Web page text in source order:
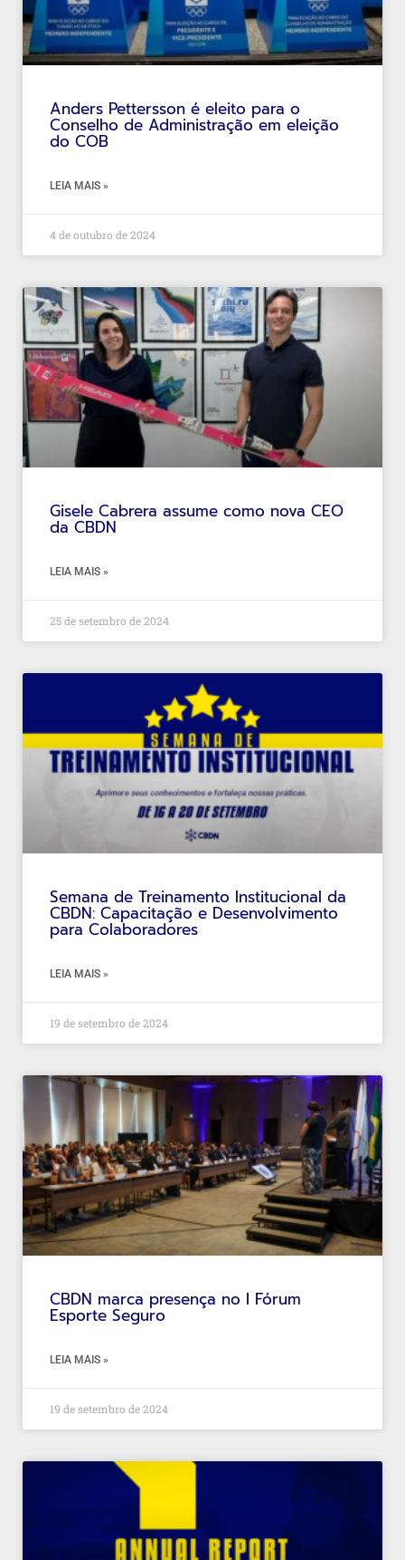
Anders Pettersson é eleito para o
Conselho de Administração em eleição
do COB
LEIA MAIS »
4 de outubro de 2024
Gisele Cabrera assume como nova CEO
da CBDN
LEIA MAIS »
25 de setembro de 2024
Semana de Treinamento Institucional da
CBDN: Capacitação e Desenvolvimento
para Colaboradores
LEIA MAIS »
19 de setembro de 2024
CBDN marca presença no I Fórum
Esporte Seguro
LEIA MAIS »
19 de setembro de 2024